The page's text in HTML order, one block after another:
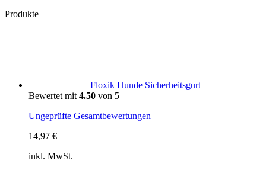
mehr
Produkte
Floxik Hunde Sicherheitsgurt
Bewertet mit 4.50 von 5
Ungeprüfte Gesamtbewertungen
14,97 €
inkl. MwSt.